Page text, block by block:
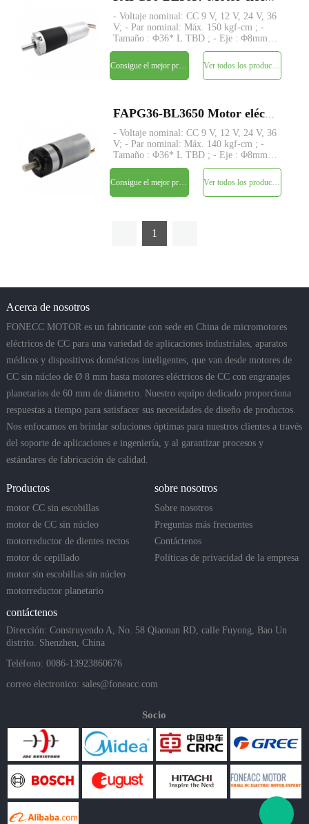
- Voltaje nominal: CC 9 V, 12 V, 24 V, 36
V; - Par nominal: Máx. 150 kgf-cm ; -
Tamaño : Φ36* L TBD ; - Eje : Φ8mm
D-cut 1mm; - Control: controlador
incorporado / sensor de pasillo W; -
MOQ: 500 piezas
Ver todos los productos
- Voltaje nominal: CC 9 V, 12 V, 24 V, 36
V; - Par nominal: Máx. 140 kgf-cm ; -
Tamaño : Φ36* L TBD ; - Eje : Φ8mm
D-cut 1mm; - Control: Placa de
controlador integrada con sensores de
pasillo; - MOQ: 500 piezas
Ver todos los productos
1
Acerca de nosotros
FONECC MOTOR es un fabricante con sede en China de micromotores
eléctricos de CC para una variedad de aplicaciones industriales, aparatos
médicos y dispositivos domésticos inteligentes, que van desde motores de
CC sin núcleo de Ø 8 mm hasta motores eléctricos de CC con engranajes
planetarios de 60 mm de diámetro. Nuestro equipo dedicado proporciona
respuestas a tiempo para satisfacer sus necesidades de diseño de productos.
Nos enfocamos en brindar soluciones óptimas para nuestros clientes a través
del soporte de aplicaciones e ingeniería, y al garantizar procesos y
estándares de fabricación de calidad.
Productos
motor CC sin escobillas
motor de CC sin núcleo
motorreductor de dientes rectos
motor dc cepillado
motor sin escobillas sin núcleo
motorreductor planetario
sobre nosotros
Sobre nosotros
Preguntas más frecuentes
Contáctenos
Políticas de privacidad de la empresa
contáctenos
Dirección: Construyendo A, No. 58 Qiaonan RD, calle Fuyong, Bao Un
distrito. Shenzhen, China
Teléfono: 0086-13923860676
correo electronico: sales@foneacc.com
Socio